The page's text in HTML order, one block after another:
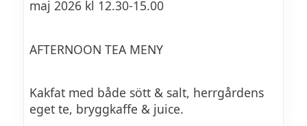
maj 2026 kl 12.30-15.00
AFTERNOON TEA MENY
Kakfat med både sött & salt, herrgårdens
eget te, bryggkaffe & juice.